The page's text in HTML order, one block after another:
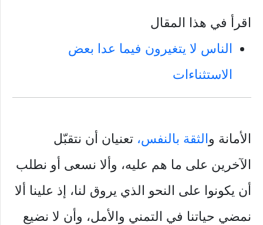
اقرأ في هذا المقال
الناس لا يتغيرون فيما عدا بعض
الاستثناءات
الأمانة والثقة بالنفس، تعنيان أن نتقبّل
الآخرين على ما هم عليه، وألا نسعى أو نطلب
أن يكونوا على النحو الذي يروق لنا، إذ علينا ألا
نمضي حياتنا في التمني والأمل، وأن لا نضيع